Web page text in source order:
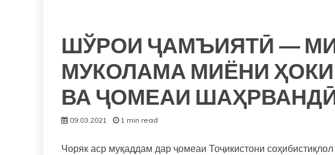
ШЎРОИ ҶАМЪИЯТӢ —
МУКОЛАМА МИЁНИ
ВА ҶОМЕАИ
09.03.2021 1 min read
Чоряк аср муқаддам дар ҷомеаи Тоҷикистони